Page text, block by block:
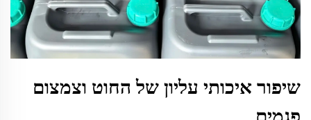
שיפור איכותי עליון של החוט וצמצום